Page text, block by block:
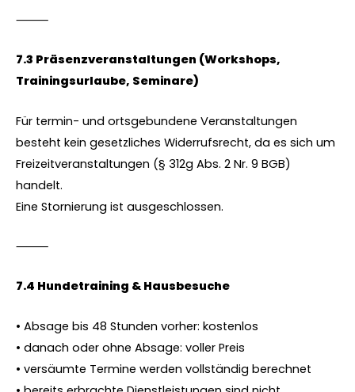
⸻
7.3 Präsenzveranstaltungen (Workshops,
Trainingsurlaube, Seminare)
Für termin- und ortsgebundene Veranstaltungen
besteht kein gesetzliches Widerrufsrecht, da es sich um
Freizeitveranstaltungen (§ 312g Abs. 2 Nr. 9 BGB)
handelt.
Eine Stornierung ist ausgeschlossen.
⸻
7.4 Hundetraining & Hausbesuche
• Absage bis 48 Stunden vorher: kostenlos
• danach oder ohne Absage: voller Preis
• versäumte Termine werden vollständig berechnet